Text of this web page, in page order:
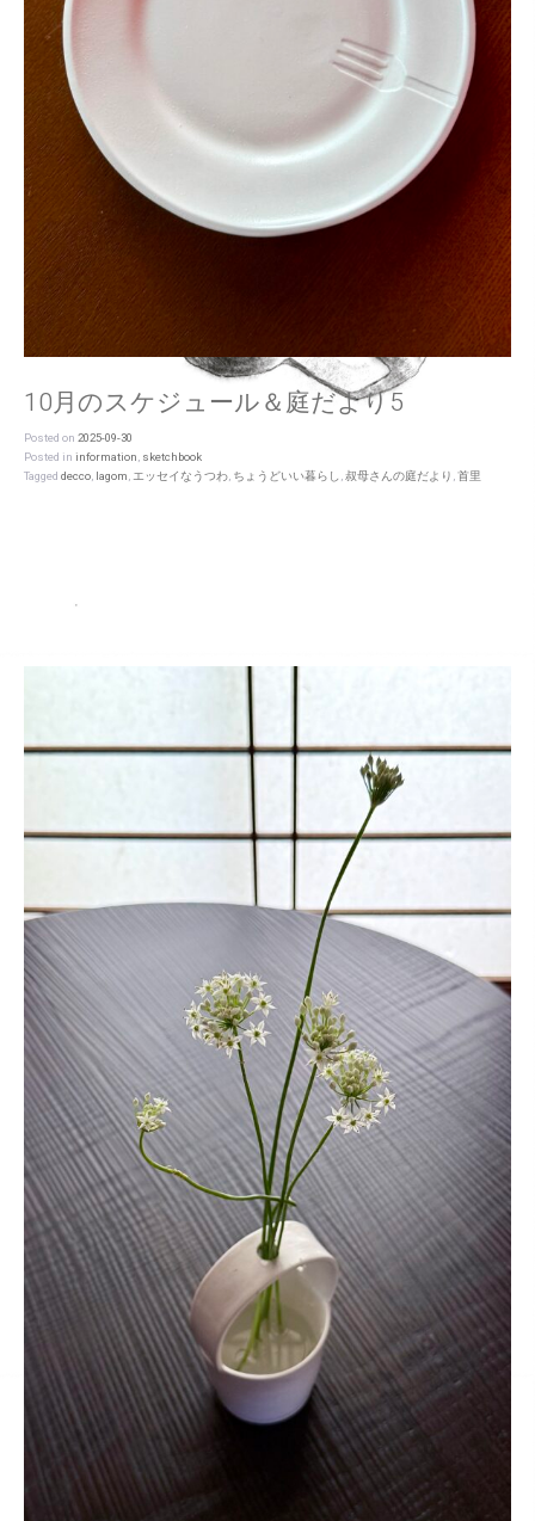
10月のスケジュール＆庭だより5
Posted on 2025-09-30
Posted in information, sketchbook
Tagged decco, lagom,エッセイなうつわ, ちょうどいい暮らし,叔母さんの庭だより ,首里